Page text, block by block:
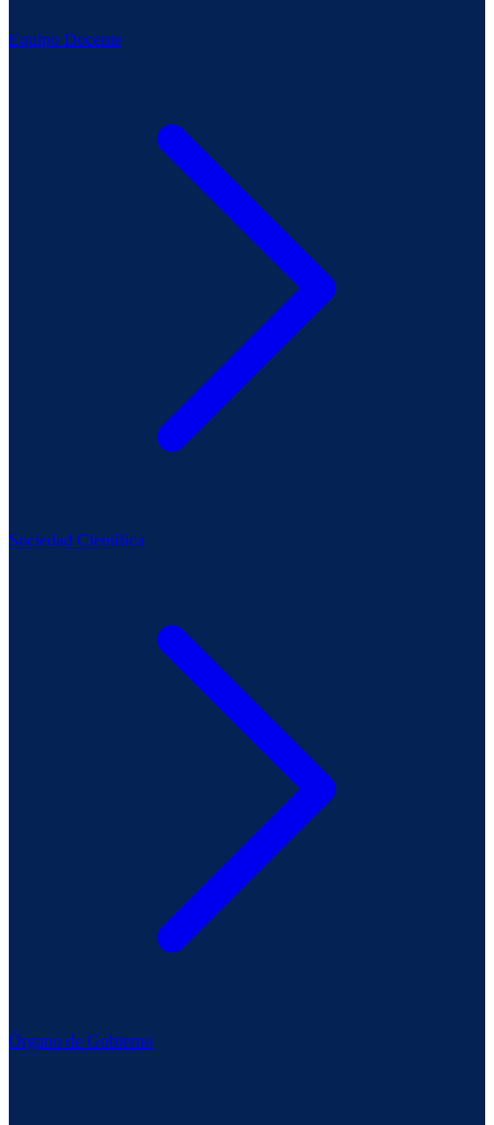
Equipo Docente
Sociedad Científica
Órgano de Gobierno